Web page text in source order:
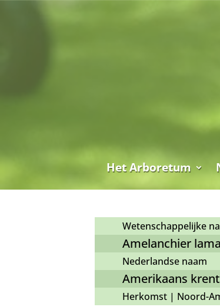
Het Arboretum
Wetenschappelijke
Amelanchier
Nederlandse naam
Amerikaans
Herkomst | Noord-